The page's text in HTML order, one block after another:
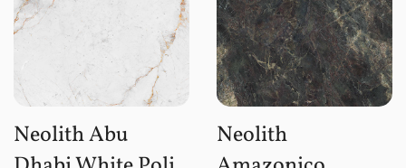
Neolith Abu
Neolith